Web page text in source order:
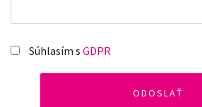
Súhlasím s GDPR